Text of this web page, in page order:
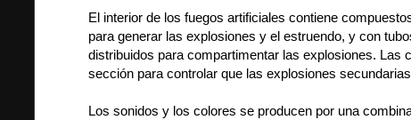
El interior de los fuegos artificiales contiene
para generar las explosiones y el estruendo, y con
distribuidos para compartimentar las explosiones. Las
sección para controlar que las explosiones
Los sonidos y los colores se producen por una